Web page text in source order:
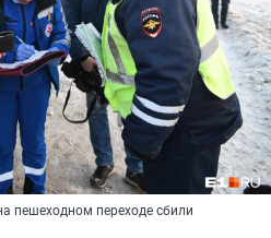
пешеходном переходе сбили